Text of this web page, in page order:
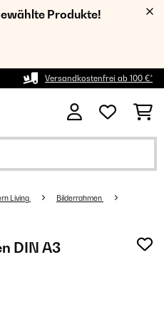
Produkte!
Versandkostenfrei ab 100 €*
Living Bilderrahmen
DIN A3